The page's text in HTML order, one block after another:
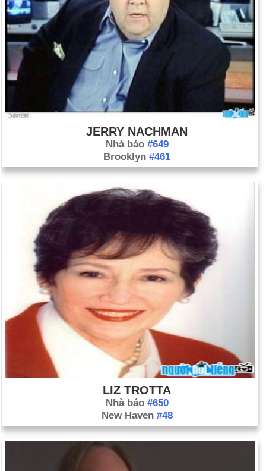
JERRY NACHMAN
Nhà báo #649
Brooklyn #461
LIZ TROTTA
Nhà báo #650
New Haven #48